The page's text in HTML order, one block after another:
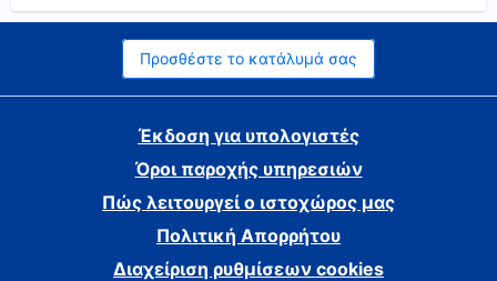
Προσθέστε το κατάλυμά σας
Έκδοση για υπολογιστές
Όροι παροχής υπηρεσιών
Πώς λειτουργεί ο ιστοχώρος μας
Πολιτική Απορρήτου
Διαχείριση ρυθμίσεων cookies